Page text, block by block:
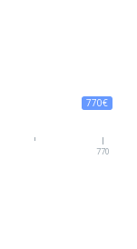
770€
770